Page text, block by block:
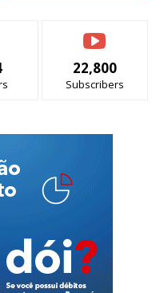
22,800
Subscribers